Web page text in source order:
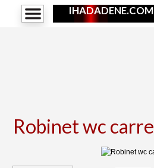
IHADADENE.COM
Robinet wc carre